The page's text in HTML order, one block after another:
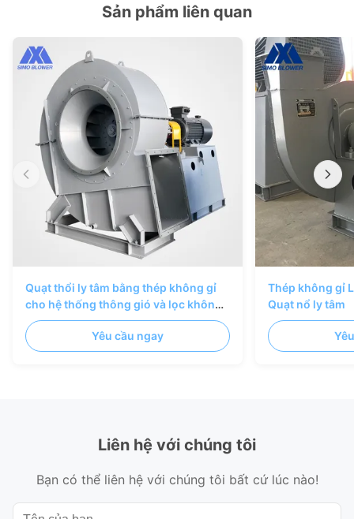
Sản phẩm liên quan
Quạt thổi ly tâm bằng thép không gỉ
cho hệ thống thông gió và lọc không
khí công nghiệp
Yêu cầu ngay
Thép không gỉ
Quạt nổ ly tâm
Liên hệ với chúng tôi
Bạn có thể liên hệ với chúng tôi bất cứ lúc nào!